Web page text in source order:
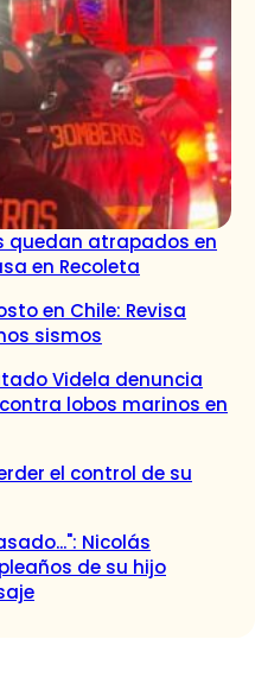
quedan atrapados en
en Recoleta
en Chile: Revisa
sismos
Videla denuncia
lobos marinos en
el control de su
Nicolás
de su hijo